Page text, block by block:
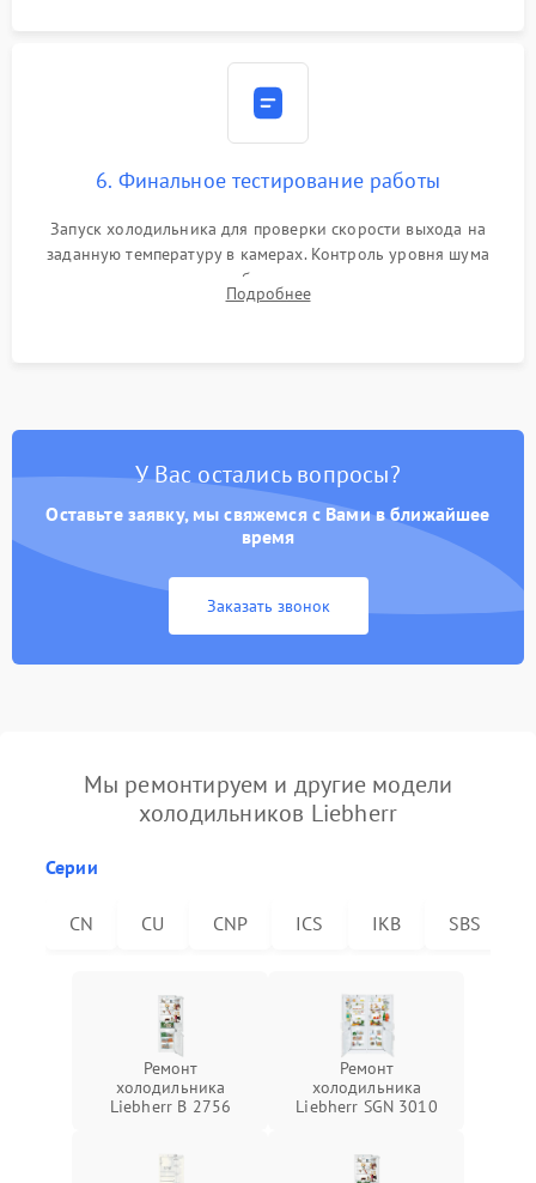
6. Финальное тестирование работы
Запуск холодильника для проверки скорости выхода на
заданную температуру в камерах. Контроль уровня шума
компрессора, отсутствия обмерзания стенок и корректного
срабатывания системы автоматической оттайки.
Подробнее
У Вас остались вопросы?
Оставьте заявку, мы свяжемся с Вами в ближайшее
время
Заказать звонок
Мы ремонтируем и другие модели
холодильников Liebherr
Серии
CN CU CNP ICS IKB SBS
Ремонт
холодильника
Liebherr B 2756
Ремонт
холодильника
Liebherr SGN 3010